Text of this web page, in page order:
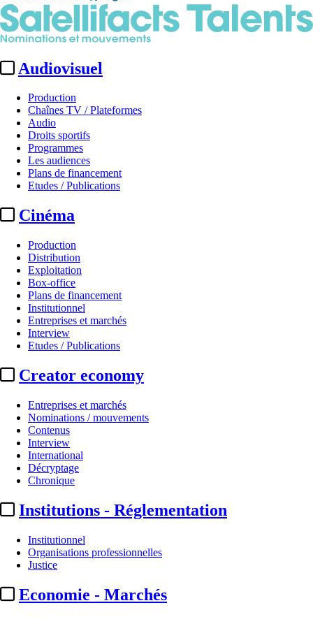
Audiovisuel
Production
Chaînes TV / Plateformes
Audio
Droits sportifs
Programmes
Les audiences
Plans de financement
Etudes / Publications
Cinéma
Production
Distribution
Exploitation
Box-office
Plans de financement
Institutionnel
Entreprises et marchés
Interview
Etudes / Publications
Creator economy
Entreprises et marchés
Nominations / mouvements
Contenus
Interview
International
Décryptage
Chronique
Institutions - Réglementation
Institutionnel
Organisations professionnelles
Justice
Economie - Marchés